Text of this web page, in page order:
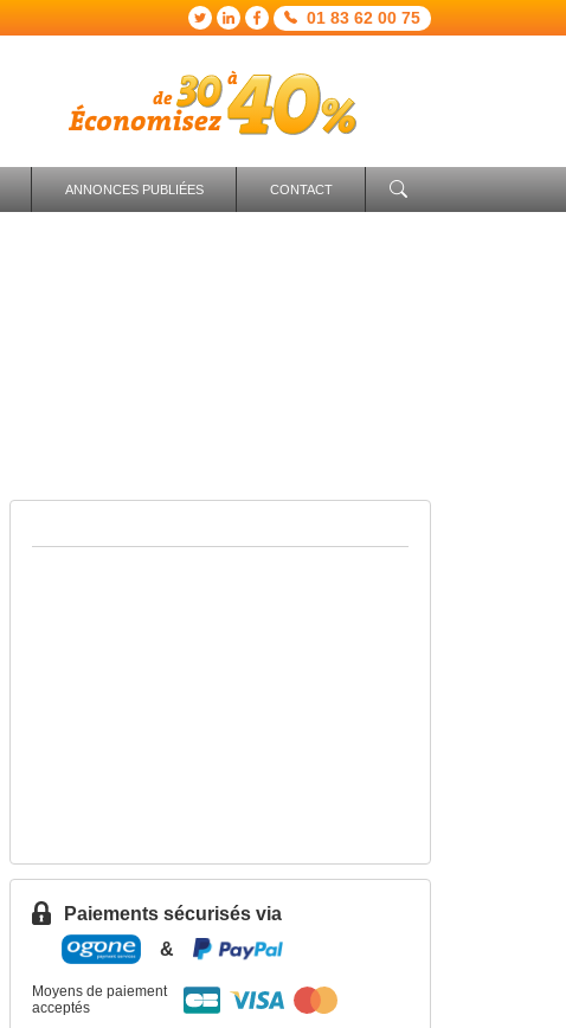
01 83 62 00 75
ANNONCES PUBLIÉES CONTACT
Paiements sécurisés via
&
Moyens de paiement
acceptés